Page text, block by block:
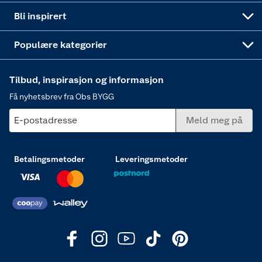
Bli inspirert
Populære kategorier
Tilbud, inspirasjon og informasjon
Få nyhetsbrev fra Obs BYGG
E-postadresse Meld meg på
Betalingsmetoder Leveringsmetoder